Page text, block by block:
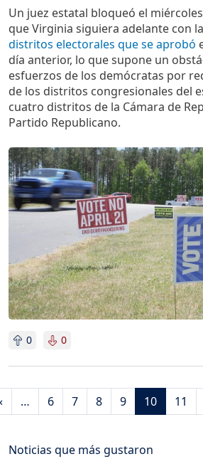
Un juez estatal bloqueó el
que Virginia siguiera adelante con la
distritos electorales que se aprobó
día anterior, lo que supone un
esfuerzos de los demócratas por
de los distritos congresionales del
cuatro distritos de la Cámara de
Partido Republicano.
Imagen
0 0
Paginación
página
Página anterior
… 6 7 8 9 10 11
Noticias que más gustaron